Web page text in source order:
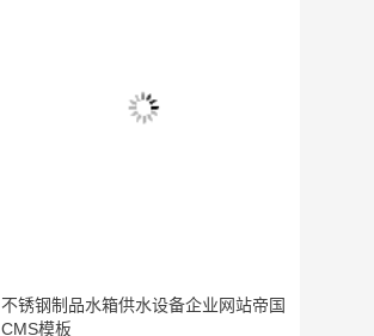
不锈钢制品水箱供水设备企业网站帝国
CMS模板